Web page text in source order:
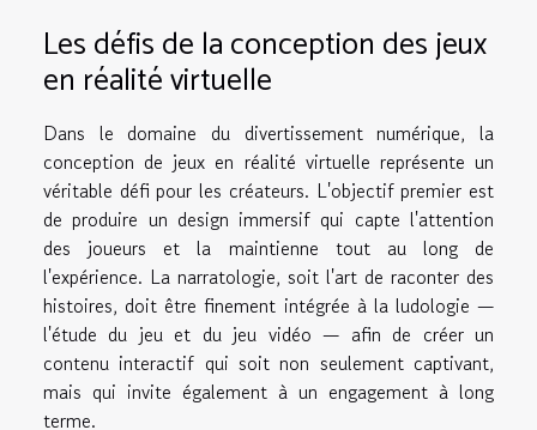
Les défis de la conception des jeux
en réalité virtuelle
Dans le domaine du divertissement numérique, la
conception de jeux en réalité virtuelle représente un
véritable défi pour les créateurs. L'objectif premier est
de produire un design immersif qui capte l'attention
des joueurs et la maintienne tout au long de
l'expérience. La narratologie, soit l'art de raconter des
histoires, doit être finement intégrée à la ludologie —
l'étude du jeu et du jeu vidéo — afin de créer un
contenu interactif qui soit non seulement captivant,
mais qui invite également à un engagement à long
terme.